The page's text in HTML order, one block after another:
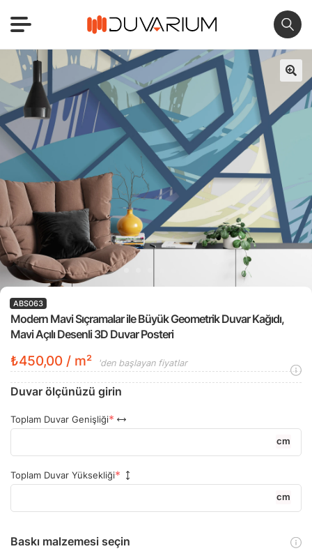
🔍
Modern Mavi Sıçramalar ile Büyük Geometrik Duvar Kağıdı,
Mavi Açılı Desenli 3D Duvar Posteri
ABS063
₺450,00 / m² 'den başlayan fiyatlar
Duvar ölçünüzü girin
Toplam Duvar Genişliği
cm
Toplam Duvar Yüksekliği
cm
Baskı malzemesi seçin